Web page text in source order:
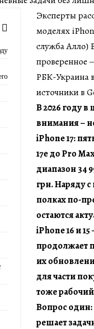
Эксперты
моделях
служба Алло)
проверенное
РБК-Украина
источники в
В 2026 году в
внимания–
iPhone 17:
17e до Pro
диапазон 34
грн. Наряду
полках по-
остаются
iPhone 16 и 15
продолжает
их
для части
тоже
Вопрос один:
решает